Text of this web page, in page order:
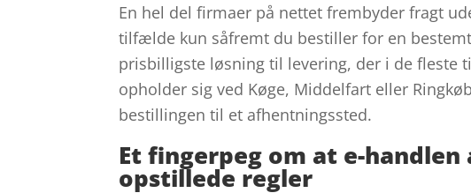
En hel del firmaer på nettet frembyder fragt
tilfælde kun såfremt du bestiller for en
prisbilligste løsning til levering, der i de
opholder sig ved Køge, Middelfart eller
bestillingen til et afhentningssted.
Et fingerpeg om at e-handlen
opstillede regler